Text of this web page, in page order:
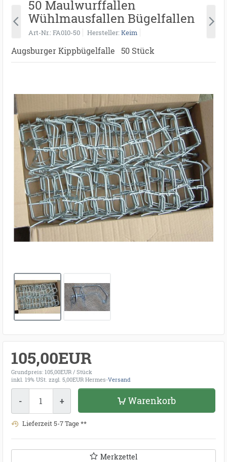
50 Maulwurffallen
Wühlmausfallen Bügelfallen
Art-Nr. FA010-50 Hersteller Keim
Augsburger Kippbügelfalle 50 Stück

105,00EUR
Grundpreis: 105,00EUR / Stück
inkl. 19% USt. zzgl. 5,00EUR Hermes-Versand
- + Warenkorb
Lieferzeit 5-7 Tage **
Merkzettel